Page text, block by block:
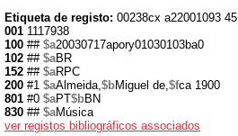
Etiqueta de registo: 00238cx a22001093 45
001 1117938
100 ## $a20030717apory01030103ba0
102 ## $aBR
152 ## $aRPC
200 #1 $aAlmeida,$bMiguel de,$fca 1900
801 #0 $aPT$bBN
830 ## $aMúsica
ver registos bibliográficos associados